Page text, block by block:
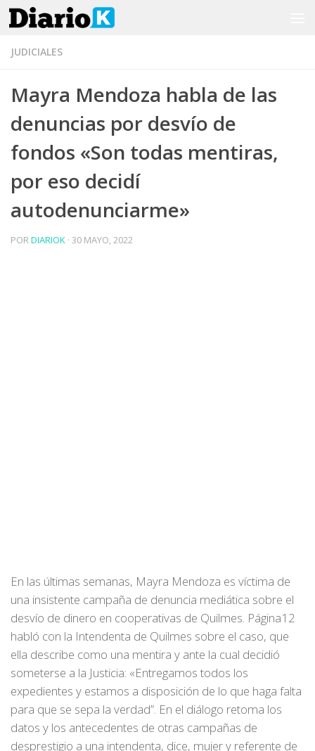
Saltar al contenido
JUDICIALES
Mayra Mendoza habla de las
denuncias por desvío de
fondos «Son todas mentiras,
por eso decidí
autodenunciarme»
PORDIARIOK · 30 MAYO, 2022
En las últimas semanas, Mayra Mendoza es víctima de
una insistente campaña de denuncia mediática sobre el
desvío de dinero en cooperativas de Quilmes. Página12
habló con la Intendenta de Quilmes sobre el caso, que
ella describe como una mentira y ante la cual decidió
someterse a la Justicia: «Entregamos todos los
expedientes y estamos a disposición de lo que haga falta
para que se sepa la verdad”. En el diálogo retoma los
datos y los antecedentes de otras campañas de
desprestigio a una intendenta, dice, mujer y referente de